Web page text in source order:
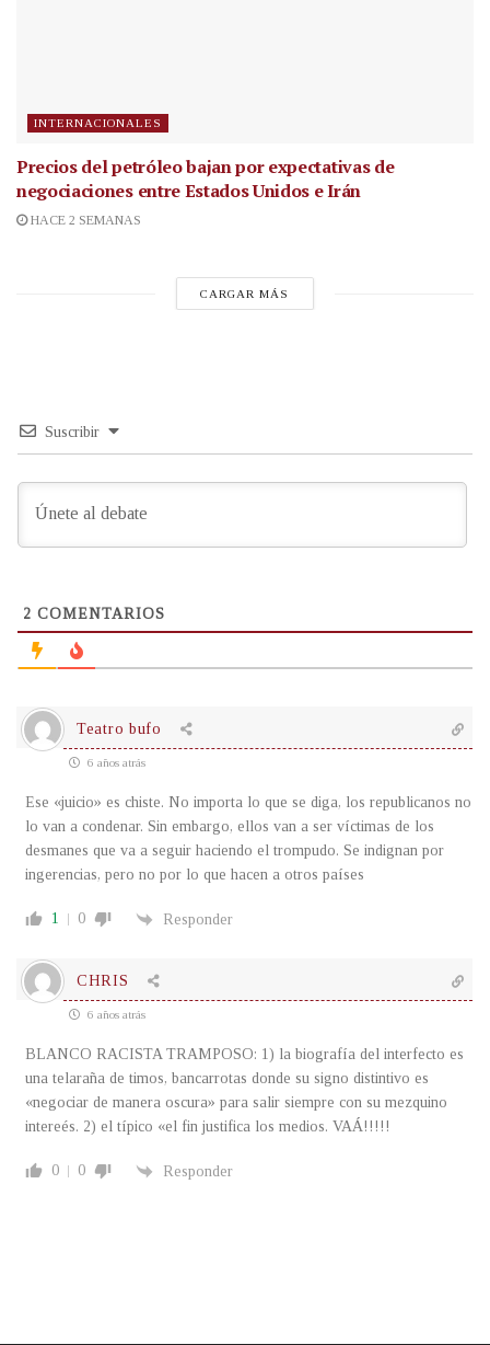
INTERNACIONALES
Precios del petróleo bajan por expectativas de
negociaciones entre Estados Unidos e Irán
HACE 2 SEMANAS
CARGAR MÁS
Suscribir
2 COMENTARIOS
Teatro bufo
6 años atrás
Ese «juicio» es chiste. No importa lo que se diga, los republicanos no
lo van a condenar. Sin embargo, ellos van a ser víctimas de los
desmanes que va a seguir haciendo el trompudo. Se indignan por
ingerencias, pero no por lo que hacen a otros países
1 0 Responder
CHRIS
6 años atrás
BLANCO RACISTA TRAMPOSO: 1) la biografía del interfecto es
una telaraña de timos, bancarrotas donde su signo distintivo es
«negociar de manera oscura» para salir siempre con su mezquino
intereés. 2) el típico «el fin justifica los medios. VAÁ!!!!!
0 0 Responder